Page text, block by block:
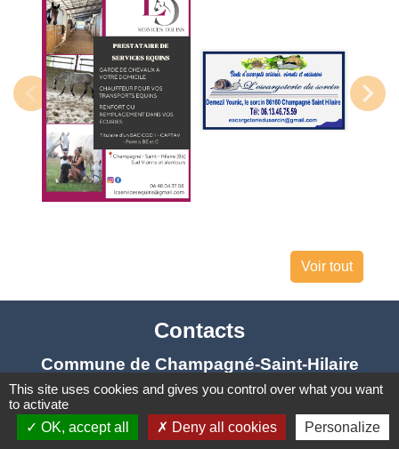
Voir tout
Contacts
Commune de Champagné-Saint-Hilaire
1 place de la Mairie
86160 Champagné-Saint-Hilaire - FRANCE
+33 5 49 37 30 91
This site uses cookies and gives you control over what you want
to activate
OK, accept all
Deny all cookies Personalize